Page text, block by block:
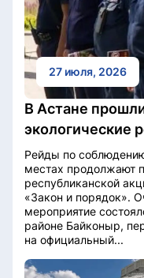
27 июля, 2026
В Астане
экологические
Рейды по
местах продолжают
республиканской
«Закон и порядок».
мероприятие
районе Байконыр,
на официальный...